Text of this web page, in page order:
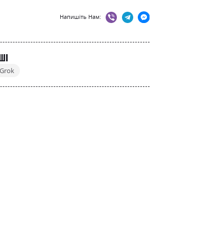
Напишіть Нам:
Grok